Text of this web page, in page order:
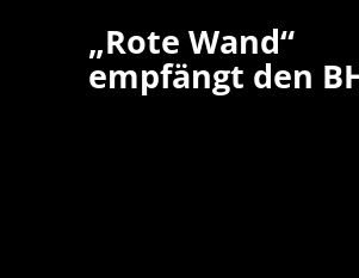
„Rote Wand“
empfängt den